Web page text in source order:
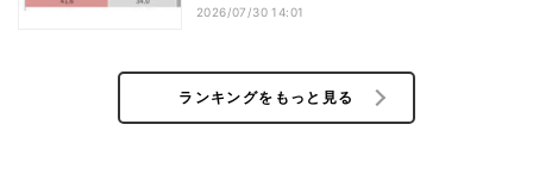
2026/07/30 14:01
ランキングをもっと見る